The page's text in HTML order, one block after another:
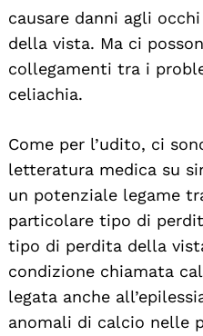
causare danni agli
della vista. Ma ci
collegamenti tra i
celiachia.
Come per l’udito, ci
letteratura medica su
un potenziale legame
particolare tipo di
tipo di perdita della
condizione chiamata
legata anche
anomali di calcio nelle